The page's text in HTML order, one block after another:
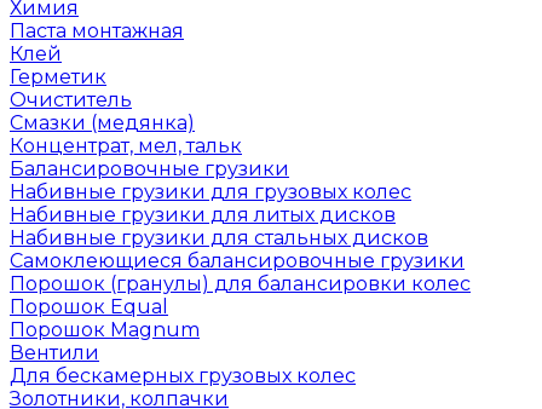
Химия
Паста монтажная
Клей
Герметик
Очиститель
Смазки (медянка)
Концентрат, мел, тальк
Балансировочные грузики
Набивные грузики для грузовых колес
Набивные грузики для литых дисков
Набивные грузики для стальных дисков
Самоклеющиеся балансировочные грузики
Порошок (гранулы) для балансировки колес
Порошок Equal
Порошок Magnum
Вентили
Для бескамерных грузовых колес
Золотники, колпачки